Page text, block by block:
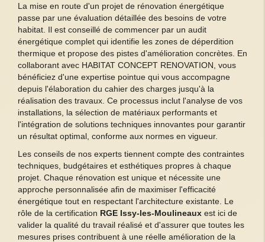
La mise en route d'un projet de rénovation énergétique
passe par une évaluation détaillée des besoins de votre
habitat. Il est conseillé de commencer par un audit
énergétique complet qui identifie les zones de déperdition
thermique et propose des pistes d'amélioration concrètes. En
collaborant avec HABITAT CONCEPT RENOVATION, vous
bénéficiez d'une expertise pointue qui vous accompagne
depuis l'élaboration du cahier des charges jusqu'à la
réalisation des travaux. Ce processus inclut l'analyse de vos
installations, la sélection de matériaux performants et
l'intégration de solutions techniques innovantes pour garantir
un résultat optimal, conforme aux normes en vigueur.
Les conseils de nos experts tiennent compte des contraintes
techniques, budgétaires et esthétiques propres à chaque
projet. Chaque rénovation est unique et nécessite une
approche personnalisée afin de maximiser l'efficacité
énergétique tout en respectant l'architecture existante. Le
rôle de la certification RGE Issy-les-Moulineaux est ici de
valider la qualité du travail réalisé et d'assurer que toutes les
mesures prises contribuent à une réelle amélioration de la